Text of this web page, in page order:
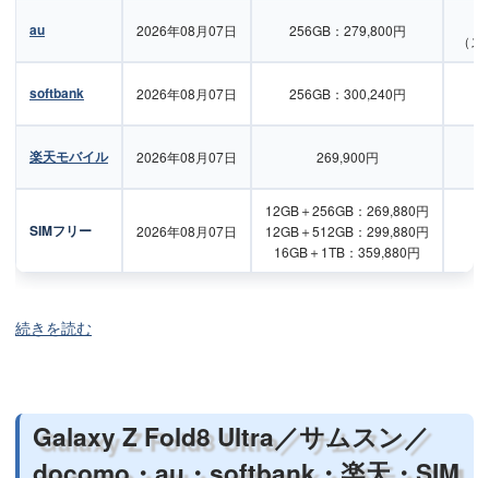
au 2026年08月07日 256GB：279,800円
（
softbank 2026年08月07日 256GB：300,240円
楽天モバイル 2026年08月07日 269,900円
SIMフリー 2026年08月07日
12GB＋256GB：269,880円
12GB＋512GB：299,880円
16GB＋1TB：359,880円
続きを読む
Galaxy Z Fold8 Ultra／サムスン／